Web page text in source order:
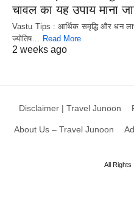
चावल का यह उपाय माना
Vastu Tips : आर्थिक समृद्धि और धन
ज्योतिष… Read More
2 weeks ago
Disclaimer | Travel Junoon
About Us – Travel Junoon
All Rights